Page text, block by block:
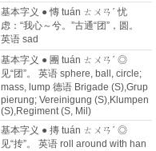
基本字义 ● 慱 tuán ㄊㄨㄢˊ 忧
虑：“我心～兮。”古通“团”，圆。
英语 sad
基本字义 ● 團 tuán ㄊㄨㄢˊ ◎
见“团”。 英语 sphere, ball, circle;
mass, lump 德语 Brigade (S)​,Grup
pierung; Vereinigung (S)​,Klumpen
(S)​,Regiment (S, Mil)
基本字义 ● 摶 tuán ㄊㄨㄢˊ ◎
见“抟”。 英语 roll around with han